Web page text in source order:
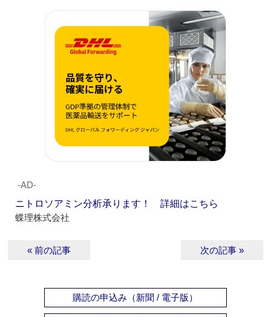
‐AD‐
ニトロソアミン分析承ります！ 詳細はこちら
蝶理株式会社
« 前の記事 次の記事 »
購読の申込み（新聞 / 電子版）